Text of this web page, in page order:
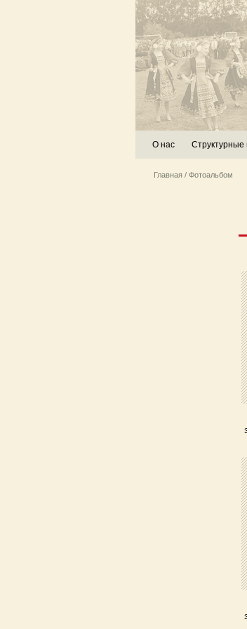
О нас Структурные
Главная / Фотоальбом